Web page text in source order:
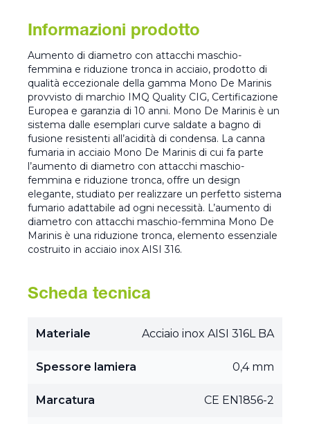
Informazioni prodotto
Aumento di diametro con attacchi maschio-
femmina e riduzione tronca in acciaio, prodotto di
qualità eccezionale della gamma Mono De Marinis
provvisto di marchio IMQ Quality CIG, Certificazione
Europea e garanzia di 10 anni. Mono De Marinis è un
sistema dalle esemplari curve saldate a bagno di
fusione resistenti all’acidità di condensa. La canna
fumaria in acciaio Mono De Marinis di cui fa parte
l’aumento di diametro con attacchi maschio-
femmina e riduzione tronca, offre un design
elegante, studiato per realizzare un perfetto sistema
fumario adattabile ad ogni necessità. L’aumento di
diametro con attacchi maschio-femmina Mono De
Marinis è una riduzione tronca, elemento essenziale
costruito in acciaio inox AISI 316.
Scheda tecnica
Materiale Acciaio inox AISI 316L BA
Spessore lamiera 0,4 mm
Marcatura CE EN1856-2